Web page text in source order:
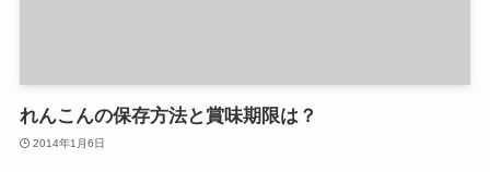
れんこんの保存方法と賞味期限は？
2014年1月6日